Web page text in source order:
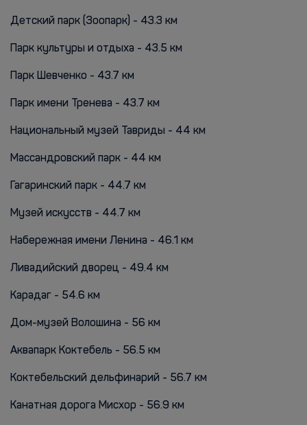
Детский парк (Зоопарк) - 43.3 км
Парк культуры и отдыха - 43.5 км
Парк Шевченко - 43.7 км
Парк имени Тренева - 43.7 км
Национальный музей Тавриды - 44 км
Массандровский парк - 44 км
Гагаринский парк - 44.7 км
Музей искусств - 44.7 км
Набережная имени Ленина - 46.1 км
Ливадийский дворец - 49.4 км
Карадаг - 54.6 км
Дом-музей Волошина - 56 км
Аквапарк Коктебель - 56.5 км
Коктебельский дельфинарий - 56.7 км
Канатная дорога Мисхор - 56.9 км